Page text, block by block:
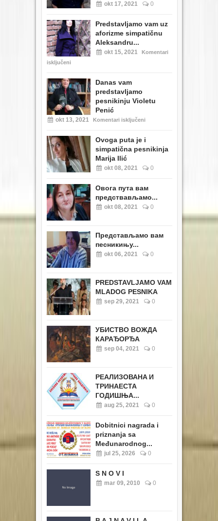
okt 17, 2021 0
Predstavljamo vam uz
aforizme simpatičnu
Aleksandru...
okt 15, 2021
Komentari
isključeni
Danas vam
predstavljamo
pesnikinju Violetu
Penić
okt 13, 2021 Komentari isključeni
Ovoga puta je i
simpatična pesnikinja
Marija Ilić
okt 08, 2021 0
Овога пута вам
предствављамо...
okt 08, 2021 0
Представљамо вам
песникињу...
okt 06, 2021 0
PREDSTAVLJAMO VAM
MLADOG PESNIKA
sep 29, 2021 0
УБИСТВО ВОЖДА
КАРАЂОРЂА
sep 04, 2021 0
РЕАЛИЗОВАНA И
ТРИНАЕСТА
ГОДИШЊА...
aug 25, 2021 0
Dobitnici nagrada i
priznanja sa
Međunarodnog...
jul 25, 2026 0
S N O V I
mar 09, 2010 0